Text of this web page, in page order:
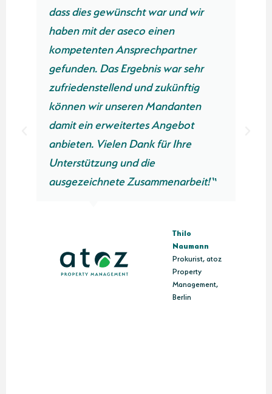
dass dies gewünscht war und wir
haben mit der aseco einen
kompetenten Ansprechpartner
gefunden. Das Ergebnis war sehr
zufriedenstellend und zukünftig
können wir unseren Mandanten
damit ein erweitertes Angebot
anbieten. Vielen Dank für Ihre
Unterstützung und die
ausgezeichnete Zusammenarbeit!“
Thilo
Naumann
Prokurist, atoz
Property
Management,
Berlin